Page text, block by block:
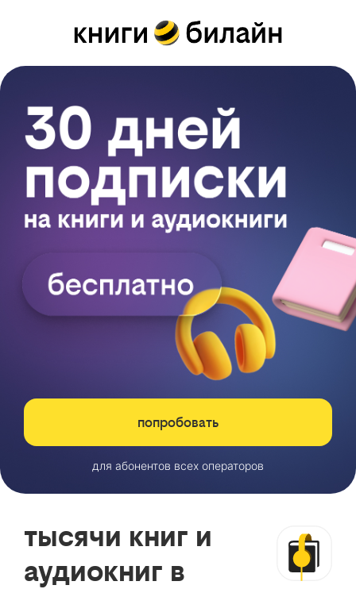
попробовать
для абонентов всех операторов
тысячи книг и
аудиокниг в